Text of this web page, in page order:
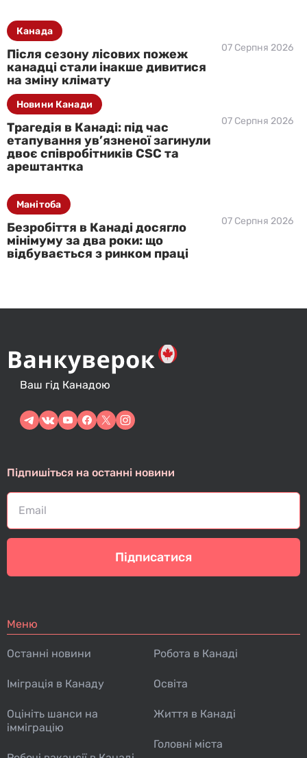
Після сезону лісових пожеж
канадці стали інакше дивитися
на зміну клімату
07 Серпня 2026
Канада
Трагедія в Канаді: під час
етапування ув’язненої загинули
двоє співробітників CSC та
арештантка
07 Серпня 2026
Новини Канади
Безробіття в Канаді досягло
мінімуму за два роки: що
відбувається з ринком праці
07 Серпня 2026
Манітоба
Ваш гід Канадою
Підпишіться на останні новини
Підписатися
Меню
Останні новини
Іміграція в Канаду
Оцініть шанси на
імміграцію
Робота в Канаді
Освіта
Життя в Канаді
Головні міста